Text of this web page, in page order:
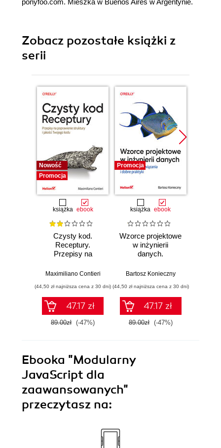
ponyfoo.com. Mieszka w Buenos Aires w Argentynie.
Zobacz pozostałe książki z
serii
Nowość
Promocja
książka ebook
Czysty kod.
Receptury.
Przepisy na
struktury i jakości
Maximiliano Contieri
(44,50 zł najniższa cena z 30 dni)
47.17 zł
89.00zł (-47%)
Promocja
książka ebook
Wzorce projektowe
w inżynierii
danych.
rozwiązania i dobre
Bartosz Konieczny
(44,50 zł najniższa cena z 30 dni)
47.17 zł
89.00zł (-47%)
Ebooka "Modularny
JavaScript dla
zaawansowanych"
przeczytasz na: